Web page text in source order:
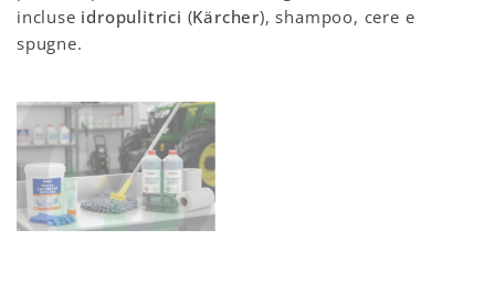
incluse idropulitrici (Kärcher), shampoo, cere e
spugne.